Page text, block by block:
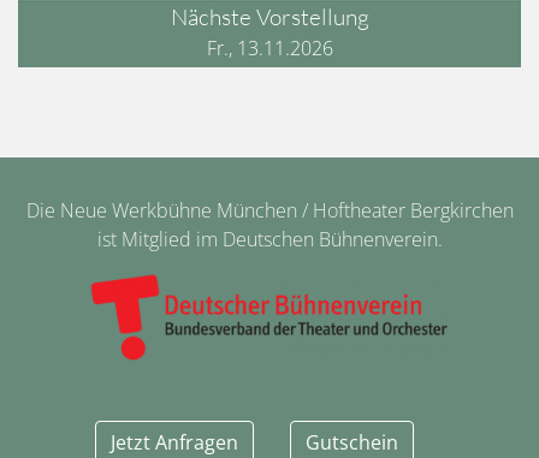
Nächste Vorstellung
Fr., 13.11.2026
Die Neue Werkbühne München / Hoftheater Bergkirchen
ist Mitglied im Deutschen Bühnenverein.
Jetzt Anfragen Gutschein